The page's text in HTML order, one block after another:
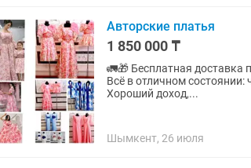
Авторские платья
1 850 000 ₸
🚛🎁 Бесплатная доставка по Казахстану 🆘 Срочная
Всё в отличном состоянии:
Хороший доход,...
Шымкент, 26 июля